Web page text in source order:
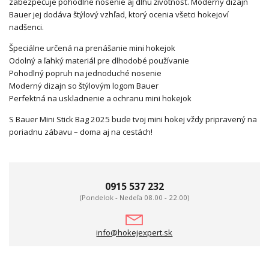
Bauer jej dodáva štýlový vzhľad, ktorý ocenia všetci hokejoví
nadšenci.
Špeciálne určená na prenášanie mini hokejok
Odolný a ľahký materiál pre dlhodobé používanie
Pohodlný popruh na jednoduché nosenie
Moderný dizajn so štýlovým logom Bauer
Perfektná na uskladnenie a ochranu mini hokejok
S Bauer Mini Stick Bag 2025 bude tvoj mini hokej vždy pripravený na
poriadnu zábavu – doma aj na cestách!
0915 537 232
(Pondelok - Nedeľa 08.00 - 22.00)
info@hokejexpert.sk